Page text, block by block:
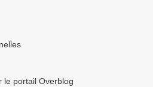
le portail Overblog